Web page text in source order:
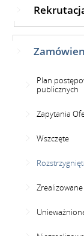
Plan
publicznych
Zapytania
Wszczęte
Zrealizowane